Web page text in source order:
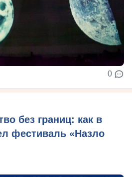
0
без границ: как в
фестиваль «Назло